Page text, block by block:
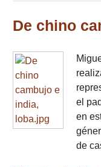
De chino
el
en
de